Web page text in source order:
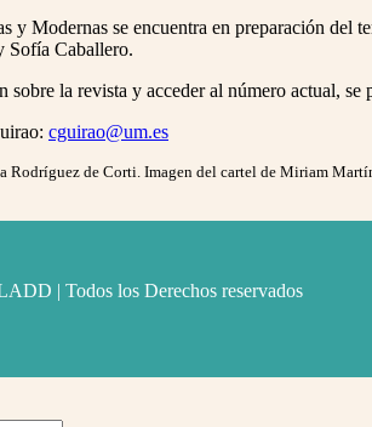
y Modernas se encuentra en preparación
Sofía Caballero.
sobre la revista y acceder al número actual,
cguirao@um.es
Rodríguez de Corti. Imagen del cartel de Miriam
| Todos los Derechos reservados